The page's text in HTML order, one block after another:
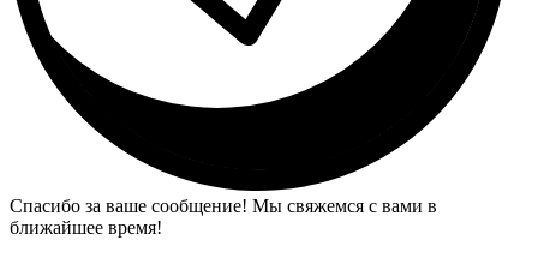
Спасибо за ваше сообщение! Мы свяжемся с вами в
ближайшее время!